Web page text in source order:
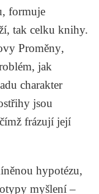
formuje
tak celku knihy.
Proměny,
jak
charakter
jsou
frázují její
hypotézu,
myšlení –